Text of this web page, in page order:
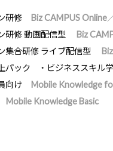
研修
Biz CAMPUS Online
研修 動画配信型
Biz
集合研修 ライブ配信型
パック
ビジネススキル
向け
Mobile Knowledge
Mobile Knowledge Basic